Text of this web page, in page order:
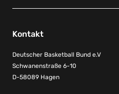
Kontakt
Deutscher Basketball Bund e.V
Schwanenstraße 6-10
D-58089 Hagen